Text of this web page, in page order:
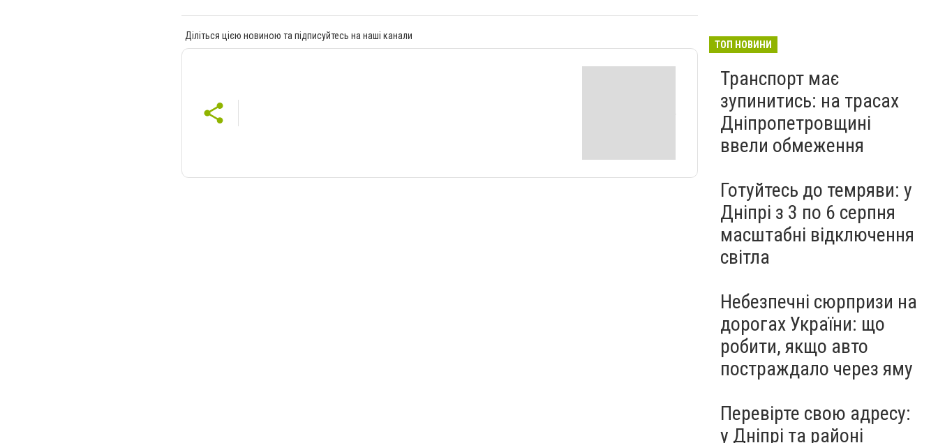
Діліться цією новиною та підписуйтесь на наші канали
ТОП НОВИНИ
Транспорт має
зупинитись: на трасах
Дніпропетровщині
ввели обмеження
Готуйтесь до темряви: у
Дніпрі з 3 по 6 серпня
масштабні відключення
світла
Небезпечні сюрпризи на
дорогах України: що
робити, якщо авто
постраждало через яму
Перевірте свою адресу:
у Дніпрі та районі